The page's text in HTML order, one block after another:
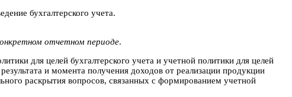
бухгалтерского учета.
отчетном периоде.
для целей бухгалтерского учета и учетной политики для целей
и момента получения доходов от реализации продукции
раскрытия вопросов, связанных с формированием учетной